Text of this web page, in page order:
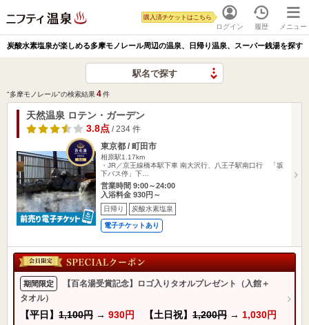
ログイン
購入済チケットはこちら
履歴 メニュー
炭酸水素塩泉が楽しめる多摩モノレール周辺の温泉、日帰り温泉、スーパー銭湯を探す
駅名で探す
"多摩モノレール"の検索結果4件
天然温泉 ロテン・ガーデン
3.8点 / 234 件
東京都 / 町田市
相原駅1.17km
・JR／京王線橋本駅下車 南大沢行、八王子駅南口行 「坂
下バス停」下…
営業時間 9:00～24:00
入浴料金 930円～
日帰り 炭酸水素塩泉
電子チケットあり
期間限定
【百名湯受賞記念】ロゴ入りタオルプレゼント（入館＋
タオル）
【平日】 1,100円 → 930円 【土日祝】 1,200円 → 1,030円